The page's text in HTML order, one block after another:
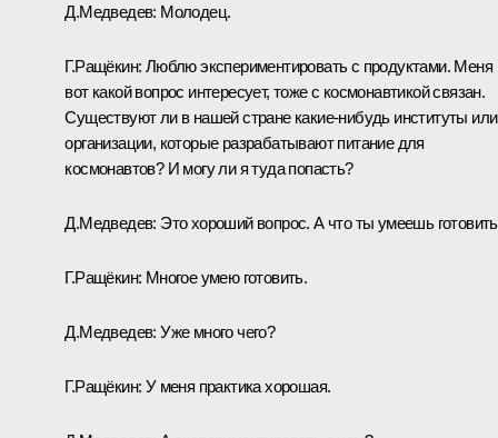
Д.Медведев: Молодец.
Г.Ращёкин: Люблю экспериментировать с продуктами. Меня
вот какой вопрос интересует, тоже с космонавтикой связан.
Существуют ли в нашей стране какие‑нибудь институты или
организации, которые разрабатывают питание для
космонавтов? И могу ли я туда попасть?
Д.Медведев: Это хороший вопрос. А что ты умеешь
Г.Ращёкин: Многое умею готовить.
Д.Медведев:Уже много чего?
Г.Ращёкин: У меня практика хорошая.